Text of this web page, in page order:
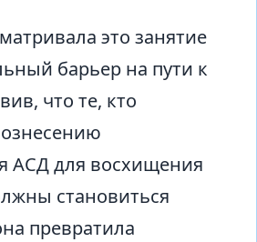
это занятие
барьер на пути к
что те, кто
АСД для восхищения
становиться
превратила